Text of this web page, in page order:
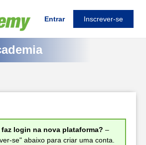
Entrar Inscrever-se
faz login na nova plataforma? –
se" abaixo para criar uma conta.